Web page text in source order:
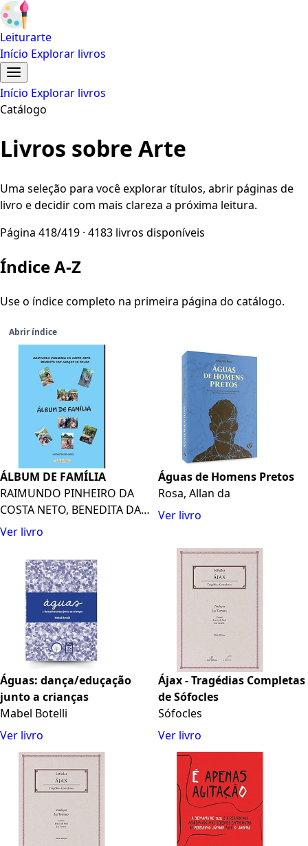
Leiturarte
Início Explorar livros
Início Explorar livros
Catálogo
Livros sobre Arte
Uma seleção para você explorar títulos, abrir páginas de
livro e decidir com mais clareza a próxima leitura.
Página 418/419 · 4183 livros disponíveis
Índice A-Z
Use o índice completo na primeira página do catálogo.
Abrir índice
ÁLBUM DE FAMÍLIA
RAIMUNDO PINHEIRO DA
COSTA NETO, BENEDITA DAS
G...
Ver livro
Águas de Homens Pretos
Rosa, Allan da
Ver livro
Águas: dança/eduçação
junto a crianças
Mabel Botelli
Ver livro
Ájax - Tragédias Completas
de Sófocles
Sófocles
Ver livro